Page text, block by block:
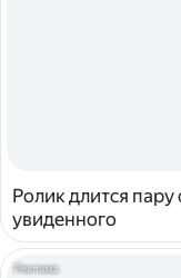
Ролик длится
увиденного